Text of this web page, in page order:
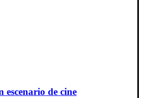
de cine